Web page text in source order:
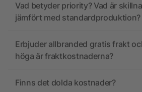
Vad betyder priority? Vad är
jämfört med standardproduktion?
Erbjuder allbranded gratis frakt
höga är fraktkostnaderna?
Finns det dolda kostnader?